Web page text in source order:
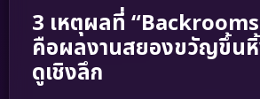
3 เหตุผลที่
คือผลงานสยองขวัญขึ้น
ดูเชิงลึก